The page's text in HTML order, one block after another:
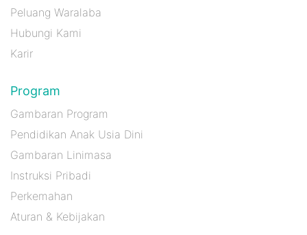
Peluang Waralaba
Hubungi Kami
Karir
Program
Gambaran Program
Pendidikan Anak Usia Dini
Gambaran Linimasa
Instruksi Pribadi
Perkemahan
Aturan & Kebijakan